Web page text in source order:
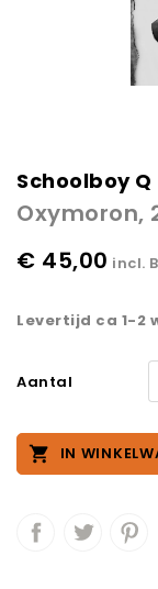
Schoolboy Q
Oxymoron,
€ 45,00 incl.
Levertijd ca 1-2
Aantal
 IN